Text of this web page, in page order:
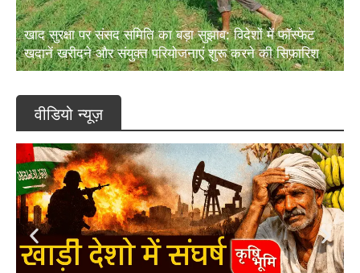
खाद सुरक्षा पर संसद समिति का बड़ा सुझाव: विदेशों में फॉस्फेट
खदानें खरीदने और संयुक्त परियोजनाएं शुरू करने की सिफारिश
वीडियो न्यूज़